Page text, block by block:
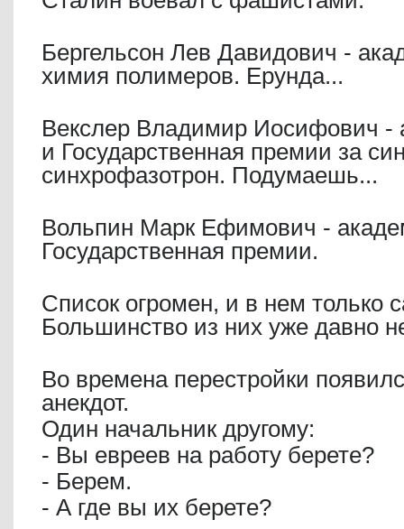
Бергельсон Лев Давидович -
химия полимеров. Ерунда...
Векслер Владимир Иосифович -
и Государственная премии за
синхрофазотрон. Подумаешь...
Вольпин Марк Ефимович -
Государственная премии.
Список огромен, и в нем
Большинство из них уже давно
Во времена перестройки
анекдот.
Один начальник другому:
- Вы евреев на работу берете?
- Берем.
- А где вы их берете?